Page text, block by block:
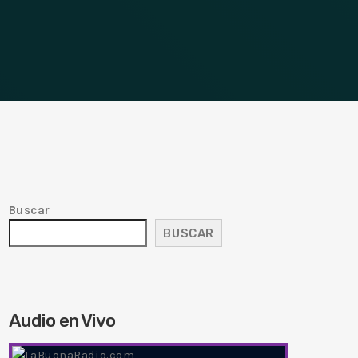
Buscar
BUSCAR
Audio en Vivo